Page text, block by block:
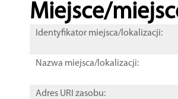
Miejsce/
Identyfikator miejsca/lokalizacji:
Nazwa miejsca/lokalizacji:
Adres URI zasobu: